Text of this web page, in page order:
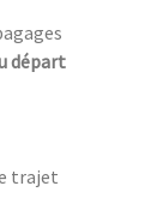
départ
trajet